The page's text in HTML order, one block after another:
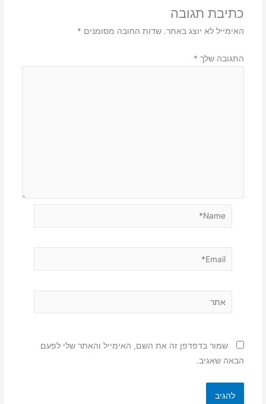
כתיבת תגובה
האימייל לא יוצג באתר. שדות החובה מסומנים *
התגובה שלך *
Email*
שמור בדפדפן זה את השם, האימייל והאתר שלי לפעם
הבאה שאגיב.